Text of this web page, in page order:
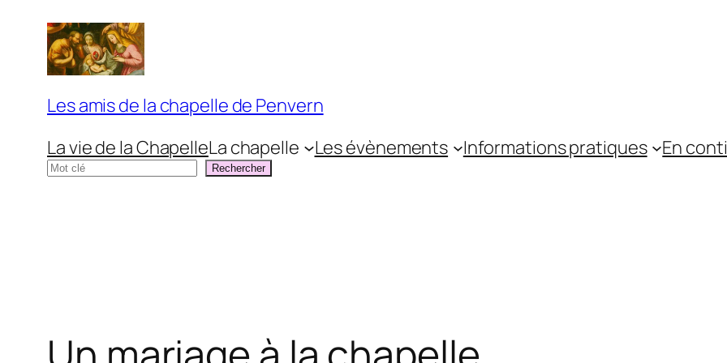
contenu
Les amis de la chapelle de Penvern
La vie de la ChapelleLa chapelle Les évènements Informations pratiques En
Rechercher
Rechercher